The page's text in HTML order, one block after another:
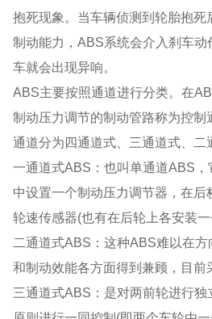
抱死现象。当车辆侦测到轮胎抱死
制动能力，ABS系统会介入刹车
车就会出现异响。
ABS主要按照通道进行分类。在
制动压力调节的制动管路称为控制
通道分为四通道式、三通道式、二
一通道式ABS：也叫单通道ABS
中设置一个制动压力调节器，在后
轮速传感器(也有在后轮上各安装一
二通道式ABS：这种ABS难以在
和制动效能各方面得到兼顾，目前
三通道式ABS：是对两前轮进行